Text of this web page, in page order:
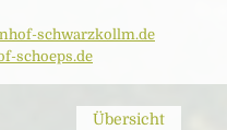
schwarzkollm.de
schoeps.de
Übersicht